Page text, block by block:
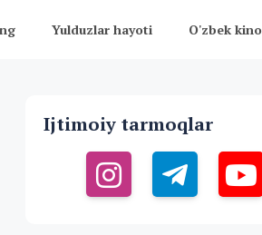
Yulduzlar hayoti O'zbek kino
Ijtimoiy tarmoqlar